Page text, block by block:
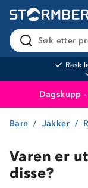
Søk etter
Rask
Dagskupp
Barn Jakker
Varen er
disse?